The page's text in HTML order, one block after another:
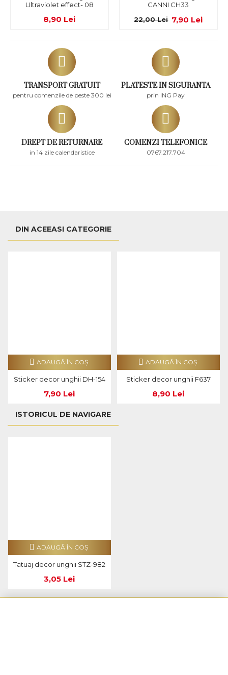
TRANSPORT GRATUIT
pentru comenzile de peste 300 lei
PLATESTE IN SIGURANTA
prin ING Pay
DREPT DE RETURNARE
in 14 zile calendaristice
COMENZI TELEFONICE
0767.217.704
Ultraviolet effect- 08
8,90 Lei
CANNI CH33
7,90 Lei
22,00 Lei
DIN ACEEASI CATEGORIE
Sticker decor unghii DH-154
7,90 Lei
ADAUGĂ ÎN COŞ
Sticker decor unghii F637
8,90 Lei
ADAUGĂ ÎN COŞ
ISTORICUL DE NAVIGARE
Tatuaj decor unghii STZ-982
3,05 Lei
ADAUGĂ ÎN COŞ